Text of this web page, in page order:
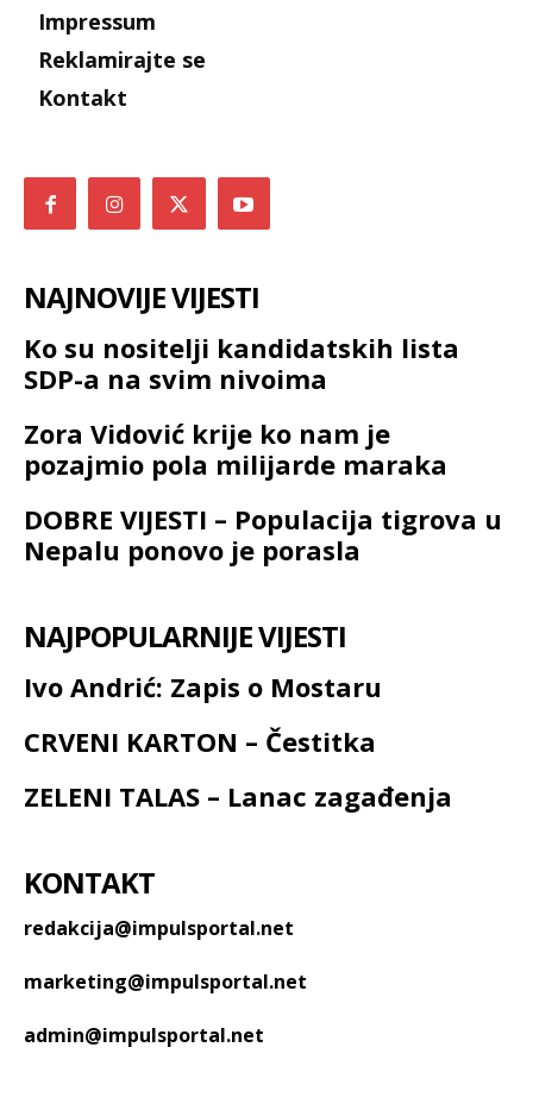
Impressum
Reklamirajte se
Kontakt
NAJNOVIJE VIJESTI
Ko su nositelji kandidatskih lista
SDP-a na svim nivoima
Zora Vidović krije ko nam je
pozajmio pola milijarde maraka
DOBRE VIJESTI – Populacija tigrova u
Nepalu ponovo je porasla
NAJPOPULARNIJE VIJESTI
Ivo Andrić: Zapis o Mostaru
CRVENI KARTON – Čestitka
ZELENI TALAS – Lanac zagađenja
KONTAKT
redakcija@impulsportal.net
marketing@impulsportal.net
admin@impulsportal.net